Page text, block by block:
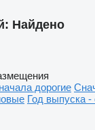
Найдено
дорогие
Год выпуска